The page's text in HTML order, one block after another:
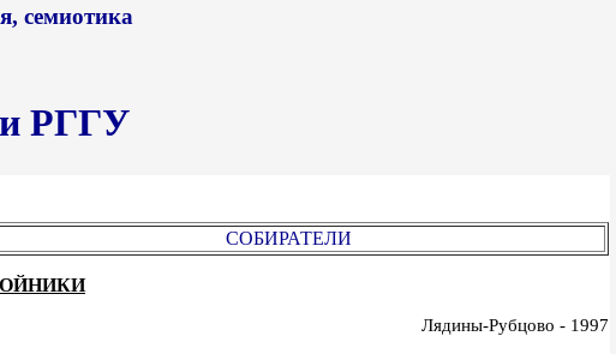
семиотика
РГГУ
СОБИРАТЕЛИ
Лядины-Рубцово - 1997